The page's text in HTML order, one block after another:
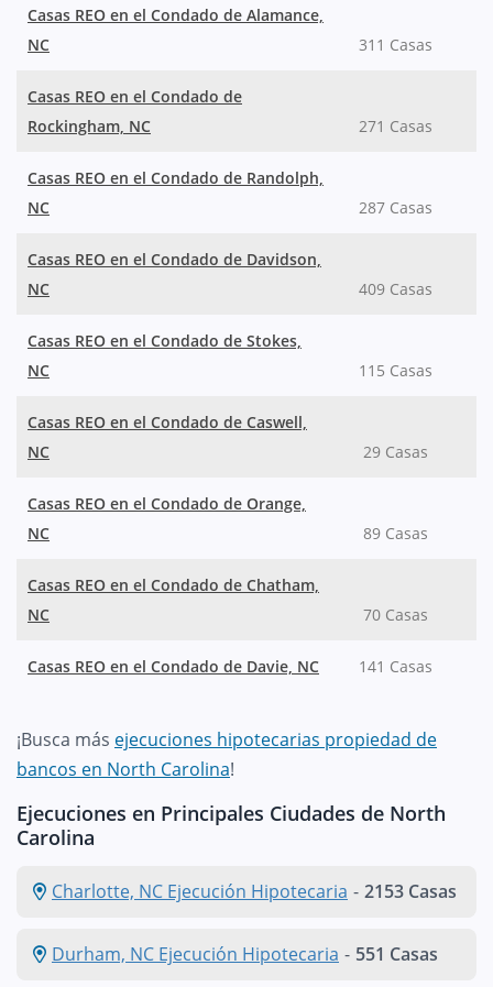
Casas REO en el Condado de Alamance,
NC
311 Casas
Casas REO en el Condado de
Rockingham, NC
271 Casas
Casas REO en el Condado de Randolph,
NC
287 Casas
Casas REO en el Condado de Davidson,
NC
409 Casas
Casas REO en el Condado de Stokes,
NC
115 Casas
Casas REO en el Condado de Caswell,
NC
29 Casas
Casas REO en el Condado de Orange,
NC
89 Casas
Casas REO en el Condado de Chatham,
NC
70 Casas
Casas REO en el Condado de Davie, NC 141 Casas
¡Busca más ejecuciones hipotecarias propiedad de
bancos en North Carolina!
Ejecuciones en Principales Ciudades de North
Carolina
Charlotte, NC Ejecución Hipotecaria - 2153 Casas
Durham, NC Ejecución Hipotecaria - 551 Casas